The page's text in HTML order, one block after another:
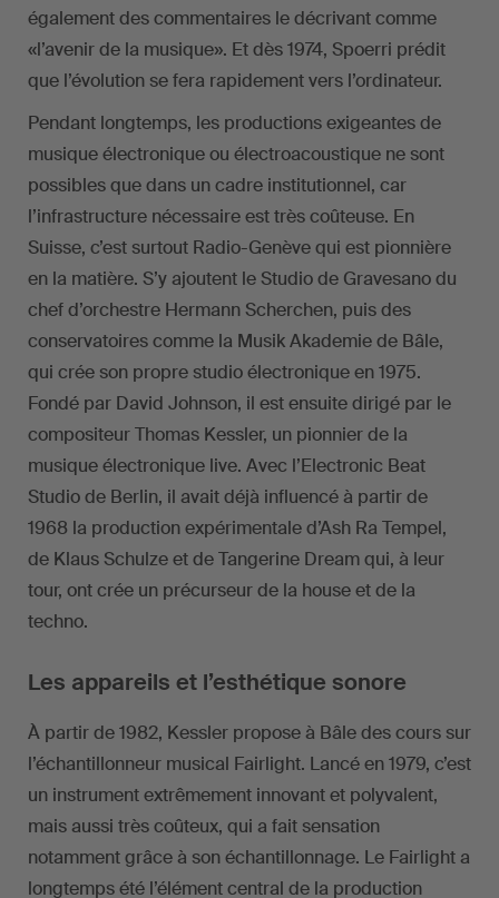
également des commentaires le décrivant comme
«l’avenir de la musique». Et dès 1974, Spoerri prédit
que l’évolution se fera rapidement vers l’ordinateur.
Pendant longtemps, les productions exigeantes de
musique électronique ou électroacoustique ne sont
possibles que dans un cadre institutionnel, car
l’infrastructure nécessaire est très coûteuse. En
Suisse, c’est surtout Radio-Genève qui est pionnière
en la matière. S’y ajoutent le Studio de Gravesano du
chef d’orchestre Hermann Scherchen, puis des
conservatoires comme la Musik Akademie de Bâle,
qui crée son propre studio électronique en 1975.
Fondé par David Johnson, il est ensuite dirigé par le
compositeur Thomas Kessler, un pionnier de la
musique électronique live. Avec l’Electronic Beat
Studio de Berlin, il avait déjà influencé à partir de
1968 la production expérimentale d’Ash Ra Tempel,
de Klaus Schulze et de Tangerine Dream qui, à leur
tour, ont crée un précurseur de la house et de la
techno.
Les appareils et l’esthétique sonore
À partir de 1982, Kessler propose à Bâle des cours sur
l’échantillonneur musical Fairlight. Lancé en 1979, c’est
un instrument extrêmement innovant et polyvalent,
mais aussi très coûteux, qui a fait sensation
notamment grâce à son échantillonnage. Le Fairlight a
longtemps été l’élément central de la production